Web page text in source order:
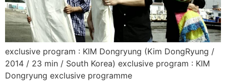
exclusive program : KIM Dongryung (Kim DongRyung /
2014 / 23 min / South Korea) exclusive program : KIM
Dongryung exclusive programme